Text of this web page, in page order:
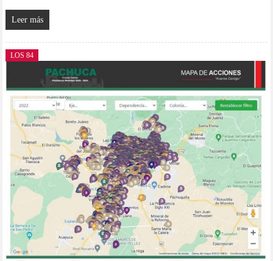
Leer más
LOS 84